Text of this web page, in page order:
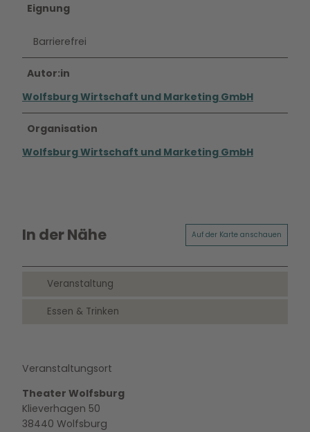
Eignung
Barrierefrei
Autor:in
Wolfsburg Wirtschaft und Marketing GmbH
Organisation
Wolfsburg Wirtschaft und Marketing GmbH
In der Nähe Auf der Karte anschauen
Veranstaltung
Essen & Trinken
Veranstaltungsort
Theater Wolfsburg
Klieverhagen 50
38440 Wolfsburg